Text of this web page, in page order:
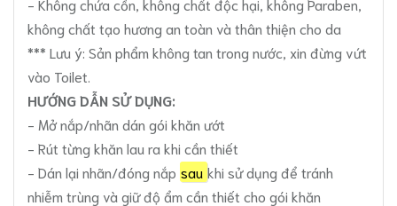
- Không chứa cồn, không chất độc hại, không Paraben,
không chất tạo hương an toàn và thân thiện cho da
*** Lưu ý: Sản phẩm không tan trong nước, xin đừng vứt
vào Toilet.
HƯỚNG DẪN SỬ DỤNG:
- Mở nắp/nhãn dán gói khăn ướt
- Rút từng khăn lau ra khi cần thiết
- Dán lại nhãn/đóng nắp sau khi sử dụng để tránh
nhiễm trùng và giữ độ ẩm cần thiết cho gói khăn